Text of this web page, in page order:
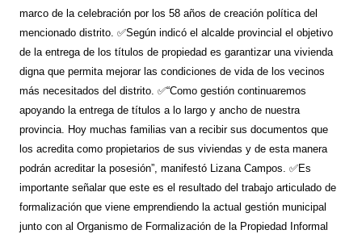
marco de la celebración por los 58 años de creación política del
mencionado distrito. ✅Según indicó el alcalde provincial el objetivo
de la entrega de los títulos de propiedad es garantizar una vivienda
digna que permita mejorar las condiciones de vida de los vecinos
más necesitados del distrito. ✅“Como gestión continuaremos
apoyando la entrega de títulos a lo largo y ancho de nuestra
provincia. Hoy muchas familias van a recibir sus documentos que
los acredita como propietarios de sus viviendas y de esta manera
podrán acreditar la posesión”, manifestó Lizana Campos. ✅Es
importante señalar que este es el resultado del trabajo articulado de
formalización que viene emprendiendo la actual gestión municipal
junto con al Organismo de Formalización de la Propiedad Informal